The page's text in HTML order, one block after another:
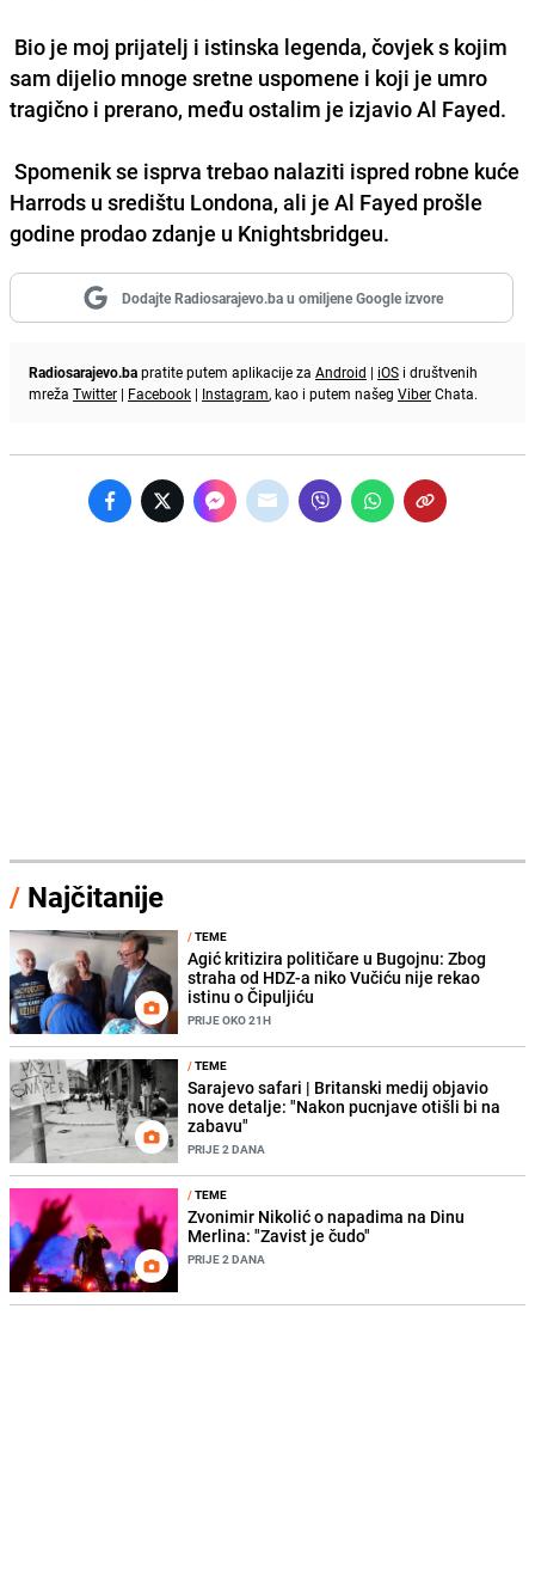
Bio je moj prijatelj i istinska legenda, čovjek s kojim
sam dijelio mnoge sretne uspomene i koji je umro
tragično i prerano, među ostalim je izjavio Al Fayed.
Spomenik se isprva trebao nalaziti ispred robne kuće
Harrods u središtu Londona, ali je Al Fayed prošle
godine prodao zdanje u Knightsbridgeu.
Dodajte Radiosarajevo.ba u omiljene Google izvore
Radiosarajevo.bapratite putem aplikacije za Android | iOS i društvenih
mreža Twitter | Facebook | Instagram, kao i putem našeg ViberChata.
/ Najčitanije
/TEME
Agić kritizira političare u Bugojnu: Zbog
straha od HDZ-a niko Vučiću nije rekao
istinu o Čipuljiću
PRIJE OKO 21H
/TEME
Sarajevo safari | Britanski medij objavio
nove detalje: "Nakon pucnjave otišli bi na
zabavu"
PRIJE 2 DANA
/TEME
Zvonimir Nikolić o napadima na Dinu
Merlina: "Zavist je čudo"
PRIJE 2 DANA